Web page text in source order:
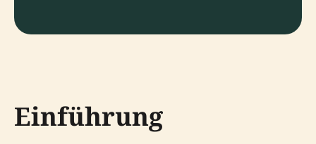
Einführung